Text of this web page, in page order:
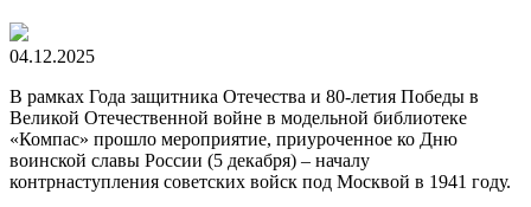
04.12.2025
В рамках Года защитника Отечества и 80-летия Победы в
Великой Отечественной войне в модельной библиотеке
«Компас» прошло мероприятие, приуроченное ко Дню
воинской славы России (5 декабря) – началу
контрнаступления советских войск под Москвой в 1941 году.